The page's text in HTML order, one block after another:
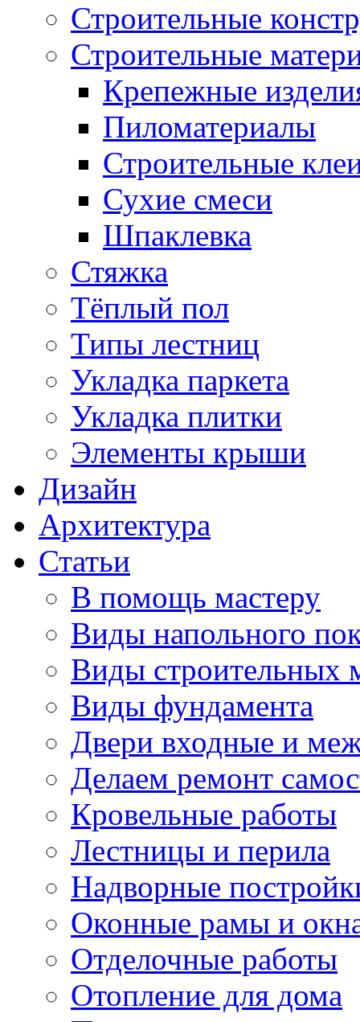
Строительные
Строительные
Крепежные
Пиломатериалы
Строительные
Сухие смеси
Шпаклевка
Стяжка
Тёплый пол
Типы лестниц
Укладка паркета
Укладка плитки
Элементы крыши
Дизайн
Архитектура
Статьи
В помощь мастеру
Виды напольного
Виды строительных
Виды фундамента
Двери входные и
Делаем ремонт
Кровельные работы
Лестницы и перила
Надворные
Оконные рамы и
Отделочные работы
Отопление для дома